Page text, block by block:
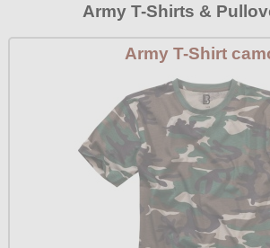
Angebote
Sonderangebote
Geschenketipps
Gratis
Kleidung/Gothic
alle Artikel
Girlblusen
Punkrock
Army T-Shirts &
Army T-Shirt